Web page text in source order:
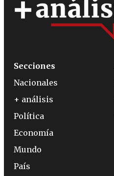
Secciones
Nacionales
+ análisis
Política
Economía
Mundo
País